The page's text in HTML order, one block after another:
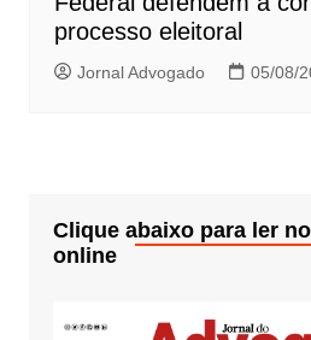
processo eleitoral
Jornal Advogado 05/08/
Clique abaixo para ler
online